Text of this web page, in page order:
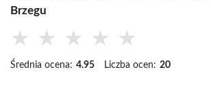
Brzegu
★ ★ ★ ★ ★
Średnia ocena: 4.95 Liczba ocen: 20